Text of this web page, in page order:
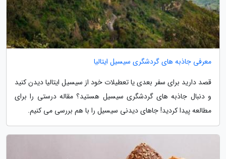
معرفی جاذبه های گردشگری سیسیل ایتالیا
قصد دارید برای سفر بعدی یا تعطیلات خود از سیسیل ایتالیا دیدن کنید
و دنبال جاذبه های گردشگری سیسیل هستید؟ مقاله درستی را برای
مطالعه پیدا کردید! جاهای دیدنی سیسیل را با هم بررسی می کنیم.